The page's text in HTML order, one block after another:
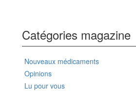
Catégories magazine
Nouveaux médicaments
Opinions
Lu pour vous